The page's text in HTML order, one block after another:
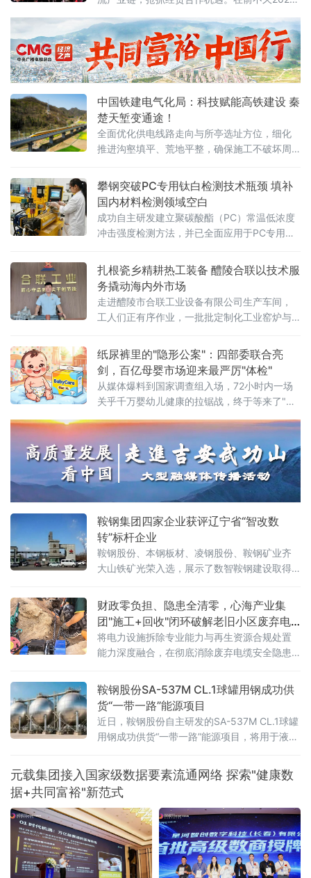
成功签署了战略合作协议，为深化中俄跨境物
流合作、促进双边贸易往来积蓄新力量。
中国铁建电气化局：科技赋能高铁建设 秦
楚天堑变通途！
全面优化供电线路走向与所亭选址方位，细化
推进沟壑填平、荒地平整，确保施工不破坏周
攀钢突破PC专用钛白检测技术瓶颈 填补
国内材料检测领域空白
成功自主研发建立聚碳酸酯（PC）常温低浓度
冲击强度检测方法，并已全面应用于PC专用钛
高端钛白产品应用性能检测领域迈出关键一
步，为攀钢钒钛股份PC专用钛白产品的研发迭
代提供了精准、可靠的检测技术支撑。据悉，
为精准匹配
扎根瓷乡精耕热工装备 醴陵合联以技术服
务撬动海内外市场
走进醴陵市合联工业设备有限公司生产车间，
工人们正有序作业，一批批定制化工业窑炉与
生产、安装及售后运维于一体的专业热工装备
制造企业，正依托当地完整的电瓷产业链配套
优势，成长为中南地区工业智能化窑炉领域的
重要力量。合联工业设备深耕高压
纸尿裤里的"隐形公案"：四部委联合亮
剑，百亿母婴市场迎来最严厉"体检"
从媒体爆料到国家调查组入场，72小时内一场
关乎千万婴幼儿健康的拉锯战，终于等来了"裁
6月18日，《经济参考报》一篇调查报道犹如深
水炸弹，将"好奇""碧芭宝贝""Babycare"三大
纸尿裤巨头推上风口浪尖——多款主流婴幼儿
纸尿裤被检出甲酰胺，一种被欧盟列为1B类生
殖毒性的有害物质。更令家长心惊的是记者的
鞍钢集团四家企业获评辽宁省“智改数
转”标杆企业
鞍钢股份、本钢板材、凌钢股份、鞍钢矿业齐
大山铁矿光荣入选，展示了数智鞍钢建设取得
智能化、绿色化发展方向，引导各级企业将人
工智能、大数据、工业互联网等与生产经营深
度融合，全力推进智能化改造、数字化转型，
为新鞍钢加快建设世界一流企业注入数智动
能。鞍钢股份积
财政零负担、隐患全清零，心海产业集
团"施工+回收"闭环破解老旧小区废弃电
缆消隐难题
将电力设施拆除专业能力与再生资源合规处置
能力深度融合，在彻底消除废弃电缆安全隐患
用，真正做到"新线入、旧线清、资源归"。
鞍钢股份SA-537M CL.1球罐用钢成功供
货“一带一路”能源项目
近日，鞍钢股份自主研发的SA-537M CL.1球罐
用钢成功供货“一带一路”能源项目，将用于液化
钢集团在高端压力容器用钢领域的领先地位，
为海外能源储运工程提供了关键材料支撑，提
升了鞍钢品牌的国际形象。
元载集团接入国家级数据要素流通网络 探索"健康数
据+共同富裕"新范式